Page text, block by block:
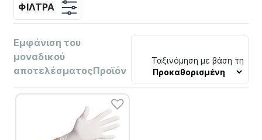
ΦΊΛΤΡΑ
Εμφάνιση του
μοναδικού
αποτελέσματοςΠροϊόν
Ταξινόμηση με βάση τη